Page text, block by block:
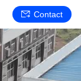
Contact